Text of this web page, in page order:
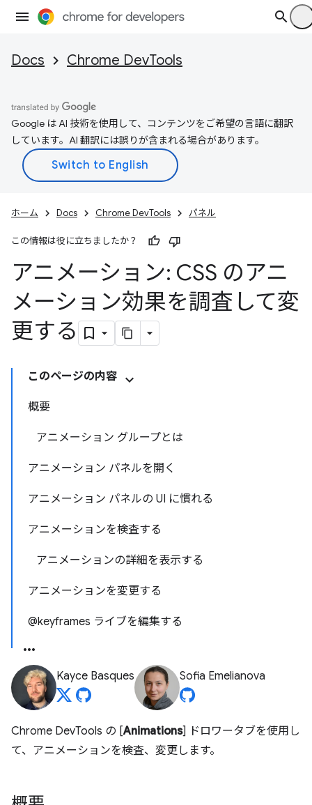
Docs Chrome DevTools
Google は AI 技術を使用して、コンテンツをご希望の言語に翻訳
しています。AI 翻訳には誤りが含まれる場合があります。
ホーム Docs Chrome DevTools パネル
この情報は役に立ちましたか？
アニメーション: CSS のアニ
メーション効果を調査して変
更する
このページの内容
概要
アニメーション グループとは
アニメーション パネルを開く
アニメーション パネルの UI に慣れる
アニメーションを検査する
アニメーションの詳細を表示する
アニメーションを変更する
@keyframes ライブを編集する
Kayce Basques Sofia Emelianova
Chrome DevTools の [Animations] ドロワータブを使用し
て、アニメーションを検査、変更します。